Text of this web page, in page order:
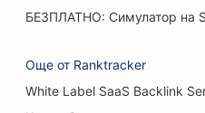
SEO за автокъщи
SEO за хирурзи по
SEO за автомивки
БЕЗПЛАТНО: Симулатор на
Още от Ranktracker
White Label SaaS Backlink